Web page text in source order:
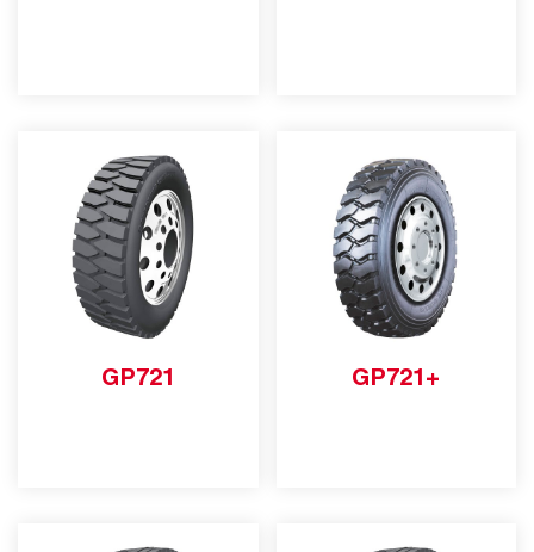
GP721 GP721+